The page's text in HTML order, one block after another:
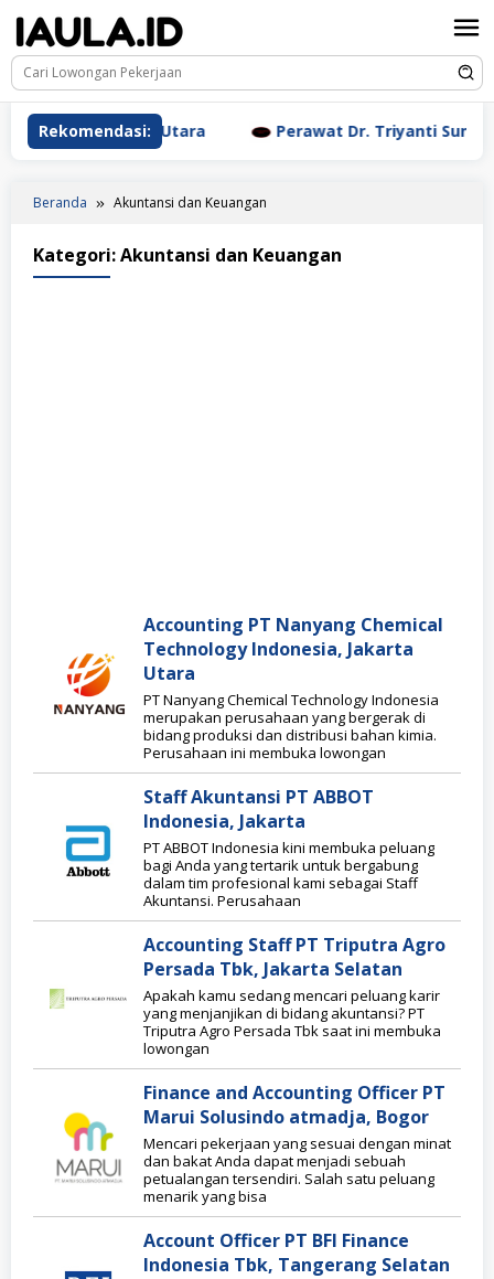
konten
Rekomendasi:
Jakarta Utara Perawat Dr. Triyanti Sundari
Beranda Akuntansi dan Keuangan
Kategori:Akuntansi dan Keuangan
Accounting PT Nanyang Chemical
Technology Indonesia, Jakarta
Utara
PT Nanyang Chemical Technology Indonesia
merupakan perusahaan yang bergerak di
bidang produksi dan distribusi bahan kimia.
Perusahaan ini membuka lowongan
Staff Akuntansi PT ABBOT
Indonesia, Jakarta
PT ABBOT Indonesia kini membuka peluang
bagi Anda yang tertarik untuk bergabung
dalam tim profesional kami sebagai Staff
Akuntansi. Perusahaan
Accounting Staff PT Triputra Agro
Persada Tbk, Jakarta Selatan
Apakah kamu sedang mencari peluang karir
yang menjanjikan di bidang akuntansi? PT
Triputra Agro Persada Tbk saat ini membuka
lowongan
Finance and Accounting Officer PT
Marui Solusindo atmadja, Bogor
Mencari pekerjaan yang sesuai dengan minat
dan bakat Anda dapat menjadi sebuah
petualangan tersendiri. Salah satu peluang
menarik yang bisa
Account Officer PT BFI Finance
Indonesia Tbk, Tangerang Selatan